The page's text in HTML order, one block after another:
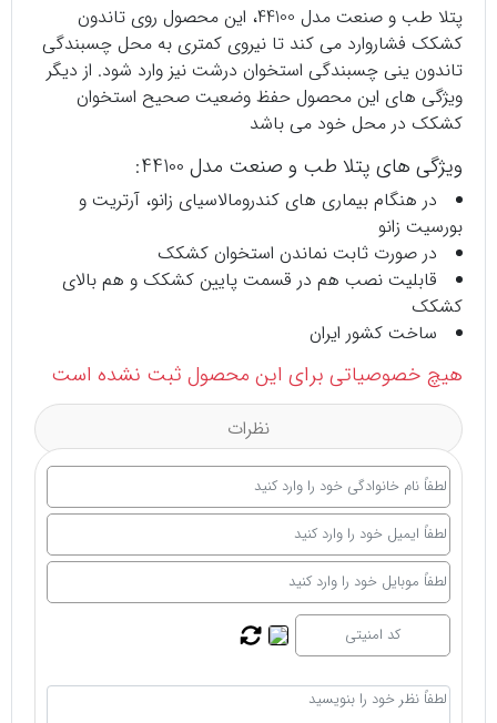
پتلا طب و صنعت مدل 44100، این محصول روی تاندون
کشکک فشاروارد می کند تا نیروی کمتری به محل چسبندگی
تاندون ینی چسبندگی استخوان درشت نیز وارد شود. از دیگر
ویژگی های این محصول حفظ وضعیت صحیح استخوان
کشکک در محل خود می باشد
ویژگی های پتلا طب و صنعت مدل 44100:
در هنگام بیماری های کندرومالاسیای زانو، آرتریت و
بورسیت زانو
در صورت ثابت نماندن استخوان کشکک
قابلیت نصب هم در قسمت پایین کشکک و هم بالای
کشکک
ساخت کشور ایران
هیچ خصوصیاتی برای این محصول ثبت نشده است
نظرات